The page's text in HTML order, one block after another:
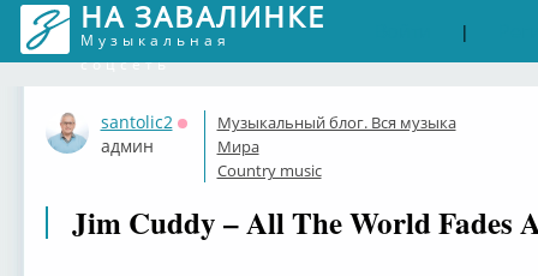
НА ЗАВАЛИНКЕ
Музыкальная
соцсеть
|
santolic2
Оффлайн
админ
Музыкальный блог. Вся музыка
Мира
Country music
Jim Cuddy – All The World Fades